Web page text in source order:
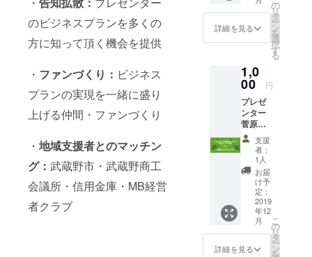
のビジネスプランを多くの
方に知って頂く機会を提供
・ ファンづくり： ビジネス
プランの実現を一緒に盛り
上げる仲間・ファンづくり
・ 地域支援者とのマッチン
グ： 武蔵野市・武蔵野商工
会議所・信用金庫・MB経営
者クラブ
寺』３つの
起業家支援
施設（Hard)
塾』経営の
基本を学べ
る塾（Soft)
で起業家を
ワンストッ
プでサポー
むさしの創
業サポート
ネットのメ
詳細を見る
の
リ
タ
ー
ン
を
選
択
す
る
1,0
00 円
プレゼ
ンター
菅原泰
子様よ
り、心
を込め
て御礼
メール
を差し
上げま
す。
支援
者：
1人
お届
け予
定：
2019
年12
月
詳細を見る
こ
の
リ
タ
ー
ン
を